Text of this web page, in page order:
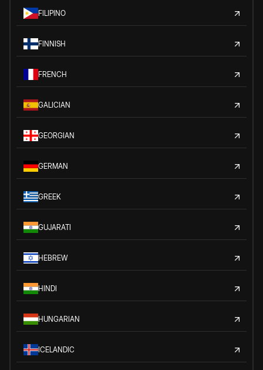
FILIPINO
FINNISH
FRENCH
GALICIAN
GEORGIAN
GERMAN
GREEK
GUJARATI
HEBREW
HINDI
HUNGARIAN
ICELANDIC